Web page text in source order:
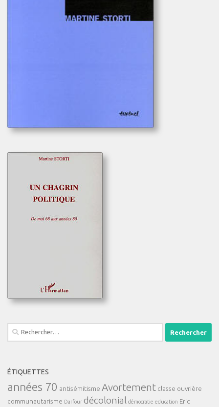
Rechercher :
ÉTIQUETTES
années 70 antisémitisme Avortement classe ouvrière
communautarisme Darfour décolonial démocratie education Eric